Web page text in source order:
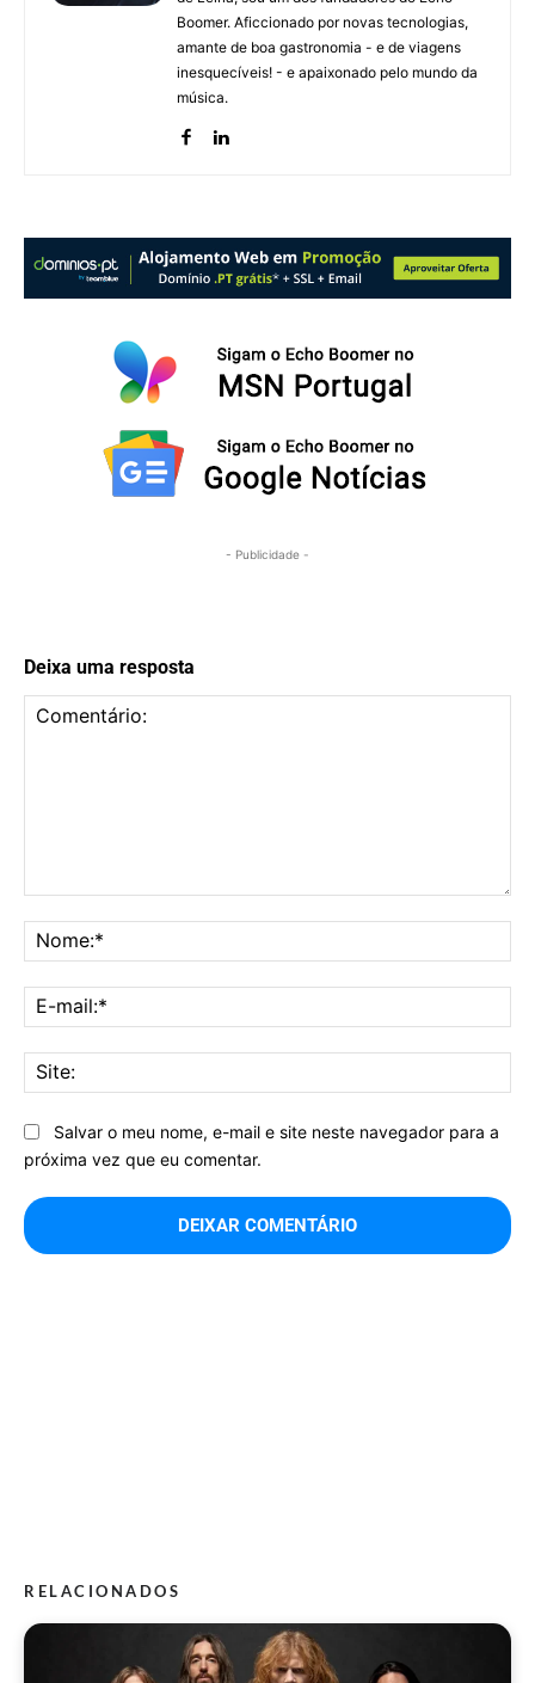
Boomer. Aficcionado por novas tecnologias,
amante de boa gastronomia - e de viagens
inesquecíveis! - e apaixonado pelo mundo da
música.
- Publicidade -
Deixa uma resposta
Salvar o meu nome, e-mail e site neste navegador para a
próxima vez que eu comentar.
RELACIONADOS